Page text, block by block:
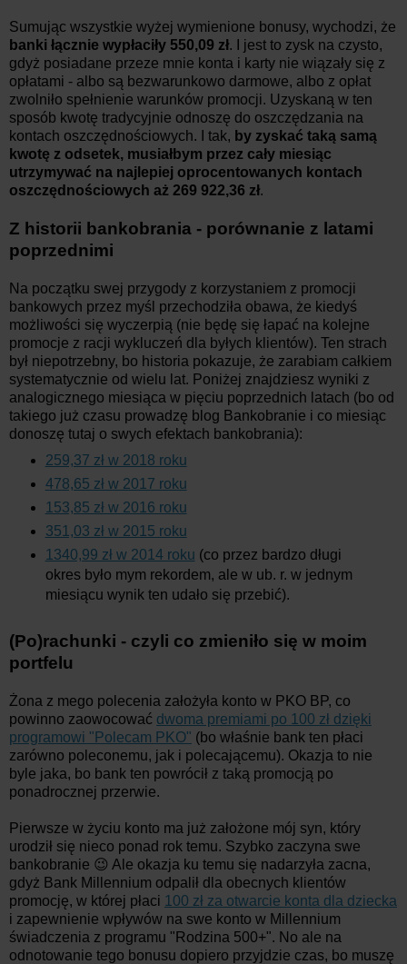
Sumując wszystkie wyżej wymienione bonusy, wychodzi, że
banki łącznie wypłaciły 550,09 zł. I jest to zysk na czysto,
gdyż posiadane przeze mnie konta i karty nie wiązały się z
opłatami - albo są bezwarunkowo darmowe, albo z opłat
zwolniło spełnienie warunków promocji. Uzyskaną w ten
sposób kwotę tradycyjnie odnoszę do oszczędzania na
kontach oszczędnościowych. I tak, by zyskać taką samą
kwotę z odsetek, musiałbym przez cały miesiąc
utrzymywać na najlepiej oprocentowanych kontach
oszczędnościowych aż ‭‭269 922,36 zł.
Z historii bankobrania - porównanie z latami
poprzednimi
Na początku swej przygody z korzystaniem z promocji
bankowych przez myśl przechodziła obawa, że kiedyś
możliwości się wyczerpią (nie będę się łapać na kolejne
promocje z racji wykluczeń dla byłych klientów). Ten strach
był niepotrzebny, bo historia pokazuje, że zarabiam całkiem
systematycznie od wielu lat. Poniżej znajdziesz wyniki z
analogicznego miesiąca w pięciu poprzednich latach (bo od
takiego już czasu prowadzę blog Bankobranie i co miesiąc
donoszę tutaj o swych efektach bankobrania):
259,37 zł w 2018 roku
478,65 zł w 2017 roku
153,85 zł w 2016 roku
351,03 zł w 2015 roku
1340,99 zł w 2014 roku (co przez bardzo długi
okres było mym rekordem, ale w ub. r. w jednym
miesiącu wynik ten udało się przebić).
(Po)rachunki - czyli co zmieniło się w moim
portfelu
Żona z mego polecenia założyła konto w PKO BP, co
powinno zaowocować dwoma premiami po 100 zł dzięki
programowi "Polecam PKO" (bo właśnie bank ten płaci
zarówno poleconemu, jak i polecającemu). Okazja to nie
byle jaka, bo bank ten powrócił z taką promocją po
ponadrocznej przerwie.
Pierwsze w życiu konto ma już założone mój syn, który
urodził się nieco ponad rok temu. Szybko zaczyna swe
bankobranie 😉 Ale okazja ku temu się nadarzyła zacna,
gdyż Bank Millennium odpalił dla obecnych klientów
promocję, w której płaci 100 zł za otwarcie konta dla dziecka
i zapewnienie wpływów na swe konto w Millennium
świadczenia z programu "Rodzina 500+". No ale na
odnotowanie tego bonusu dopiero przyjdzie czas, bo muszę